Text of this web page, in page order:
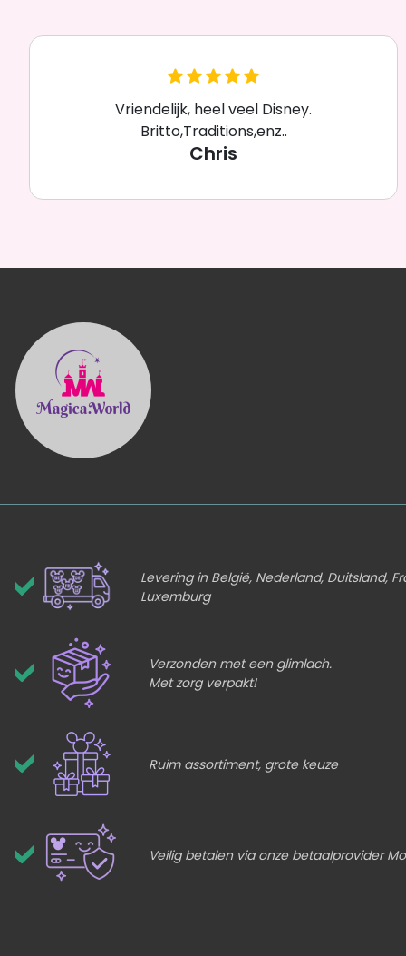
Vriendelijk, heel veel Disney.
Britto,Traditions,enz..
Chris
Levering in België, Nederland, Duitsland,
Luxemburg
Verzonden met een glimlach.
Met zorg verpakt!
Ruim assortiment, grote keuze
Veilig betalen via onze betaalprovider